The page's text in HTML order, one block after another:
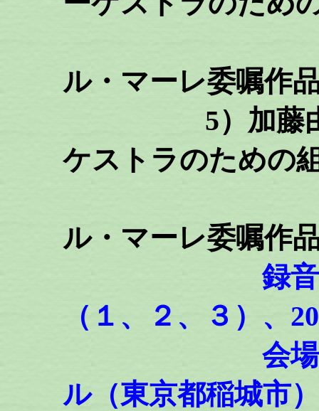
ル・マーレ委嘱作
5）加藤由美
ケストラのための
ル・マーレ委嘱作
録
（１、２、３）、
会場：稲城
ル（東京都稲城市）